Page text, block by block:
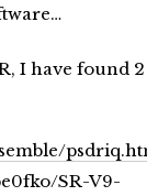
I have found 2
SR-V9-